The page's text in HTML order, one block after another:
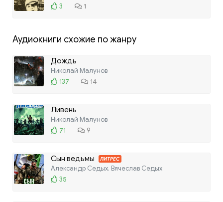
3
1
Аудиокниги схожие по жанру
Дождь
Николай Малунов
137
14
Ливень
Николай Малунов
71
9
Сын ведьмы ЛИТРЕС
Александр Седых, Вячеслав Седых
35